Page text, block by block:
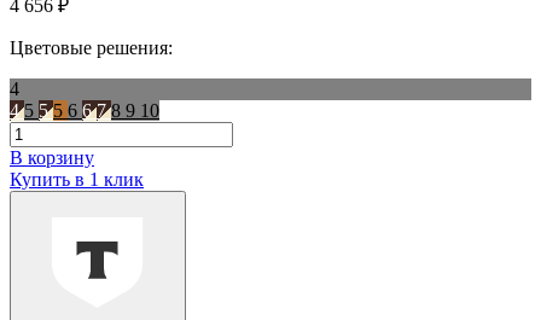
4 656 ₽
Цветовые решения:
4
45 55 6 678 9 10
В корзину
Купить в 1 клик